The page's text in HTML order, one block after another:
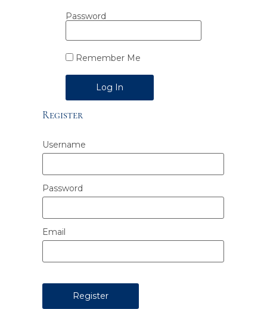
Password
Remember Me
Alternative:
Register
Username
Password
Email